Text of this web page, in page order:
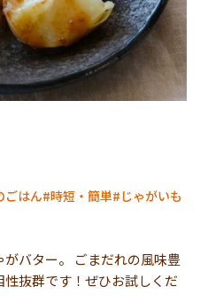
ごはん 時短・簡単
じゃがいも
バター。 ごまだれの風味豊
抜群です！ぜひお試しくだ